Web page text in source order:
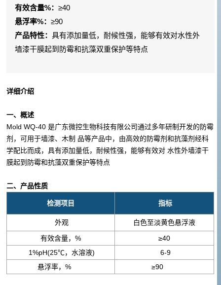
有效含量%：≥40
悬浮率%：≥90
产品特性：具有添加量低，耐候性强，能够有效对水性外
墙漆干膜起到防霉和抗藻双重保护等特点
详细介绍
一、概述
Mold WQ-40 是广东微控生物科技有限公司通过多年研制开发的防霉
剂，可用于墙漆、木制 品等产品中，由高效的防霉剂和抗藻剂经科
学配比而成，具有添加量低，耐候性强，能够有效对 水性外墙漆干
膜起到防霉和抗藻双重保护等特点
二、产品性质
检测项目 指标
外观
白色至淡黄色悬浮液
有效含量，%
≥40
1%pH(25℃，水溶液)
6-9
悬浮率，%
≥90